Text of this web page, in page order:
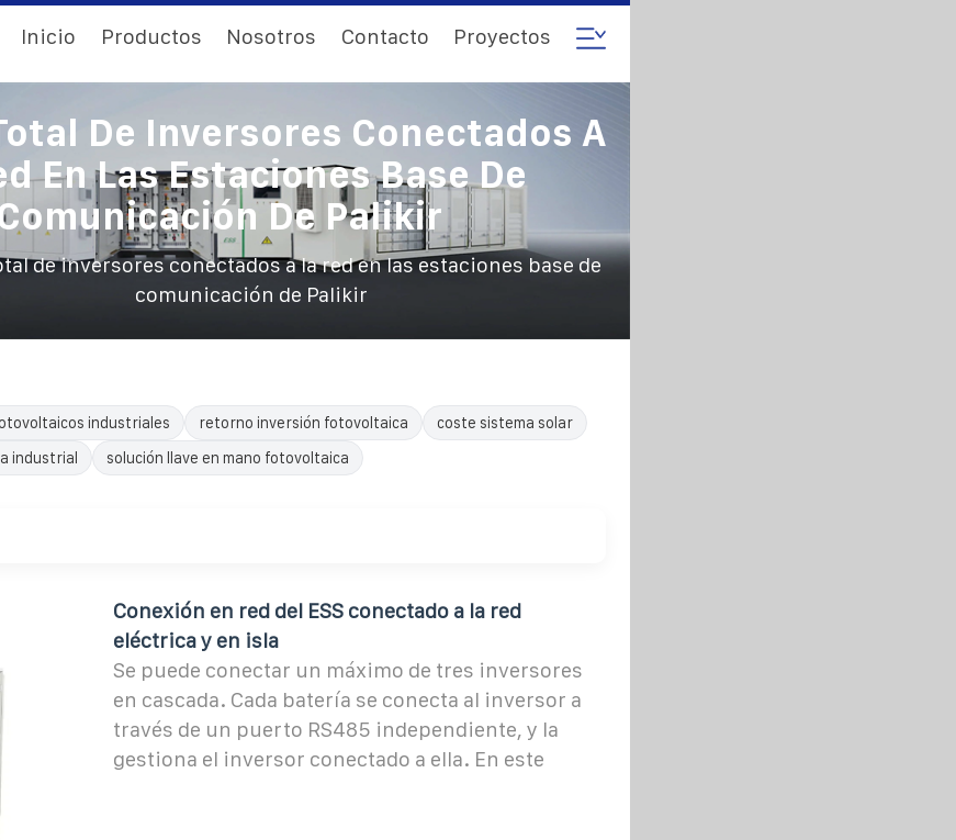
Inicio Productos Nosotros Contacto Proyectos
De Inversores Conectados A
En Las Estaciones Base De
De Palikir
de inversores conectados a la red en las estaciones base de
comunicación de Palikir
industriales retorno inversión fotovoltaica
coste sistema solar
industrial
solución llave en mano fotovoltaica
Conexión en red del ESS conectado a la red
eléctrica y en isla
Se puede conectar un máximo de tres inversores
en cascada. Cada batería se conecta al inversor a
través de un puerto RS485 independiente, y la
gestiona el inversor conectado a ella. En este